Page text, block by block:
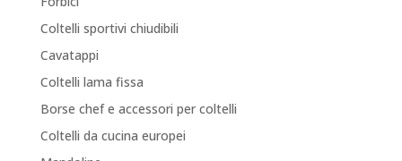
Coltelli sportivi chiudibili
Cavatappi
Coltelli lama fissa
Borse chef e accessori per coltelli
Coltelli da cucina europei